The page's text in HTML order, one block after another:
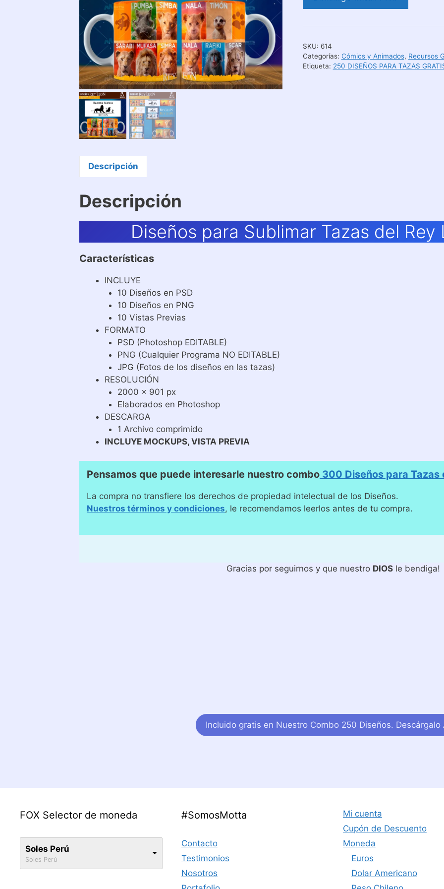
SKU: 614
Categorías: Cómics y Animados, Recursos
Etiqueta: 250 DISEÑOS PARA TAZAS
Descripción
Descripción
Diseños para Sublimar Tazas del Rey
Características
INCLUYE
10 Diseños en PSD
10 Diseños en PNG
10 Vistas Previas
FORMATO
PSD (Photoshop EDITABLE)
PNG (Cualquier Programa NO EDITABLE)
JPG (Fotos de los diseños en las tazas)
RESOLUCIÓN
2000 x 901 px
Elaborados en Photoshop
DESCARGA
1 Archivo comprimido
INCLUYE MOCKUPS, VISTA PREVIA
Pensamos que puede interesarle nuestro combo 300 Diseños para Tazas
La compra no transfiere los derechos de propiedad intelectual de los Diseños.
Nuestros términos y condiciones, le recomendamos leerlos antes de tu compra.
Gracias por seguirnos y que nuestro DIOSle bendiga!
Incluido gratis en Nuestro Combo 250 Diseños. Descárgalo
FOX Selector de moneda
Soles Perú
Soles Perú
#SomosMotta
Contacto
Testimonios
Nosotros
Mi cuenta
Cupón de Descuento
Moneda
Euros
Dolar Americano